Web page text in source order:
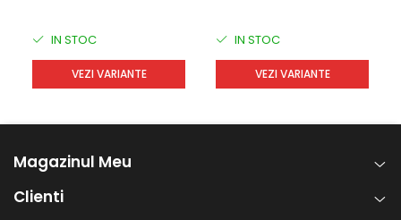
IN STOC
VEZI VARIANTE
IN STOC
VEZI VARIANTE
Magazinul Meu
Clienti